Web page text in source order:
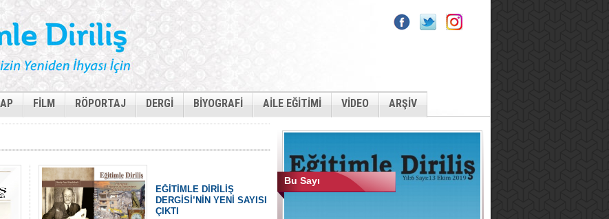
FİLM RÖPORTAJ DERGİ BİYOGRAFİ AİLE EĞİTİMİ VİDEO
ARŞİV
EĞİTİMLE DİRİLİŞ
DERGİSİ’NİN YENİ SAYISI
ÇIKTI
Bu Sayı